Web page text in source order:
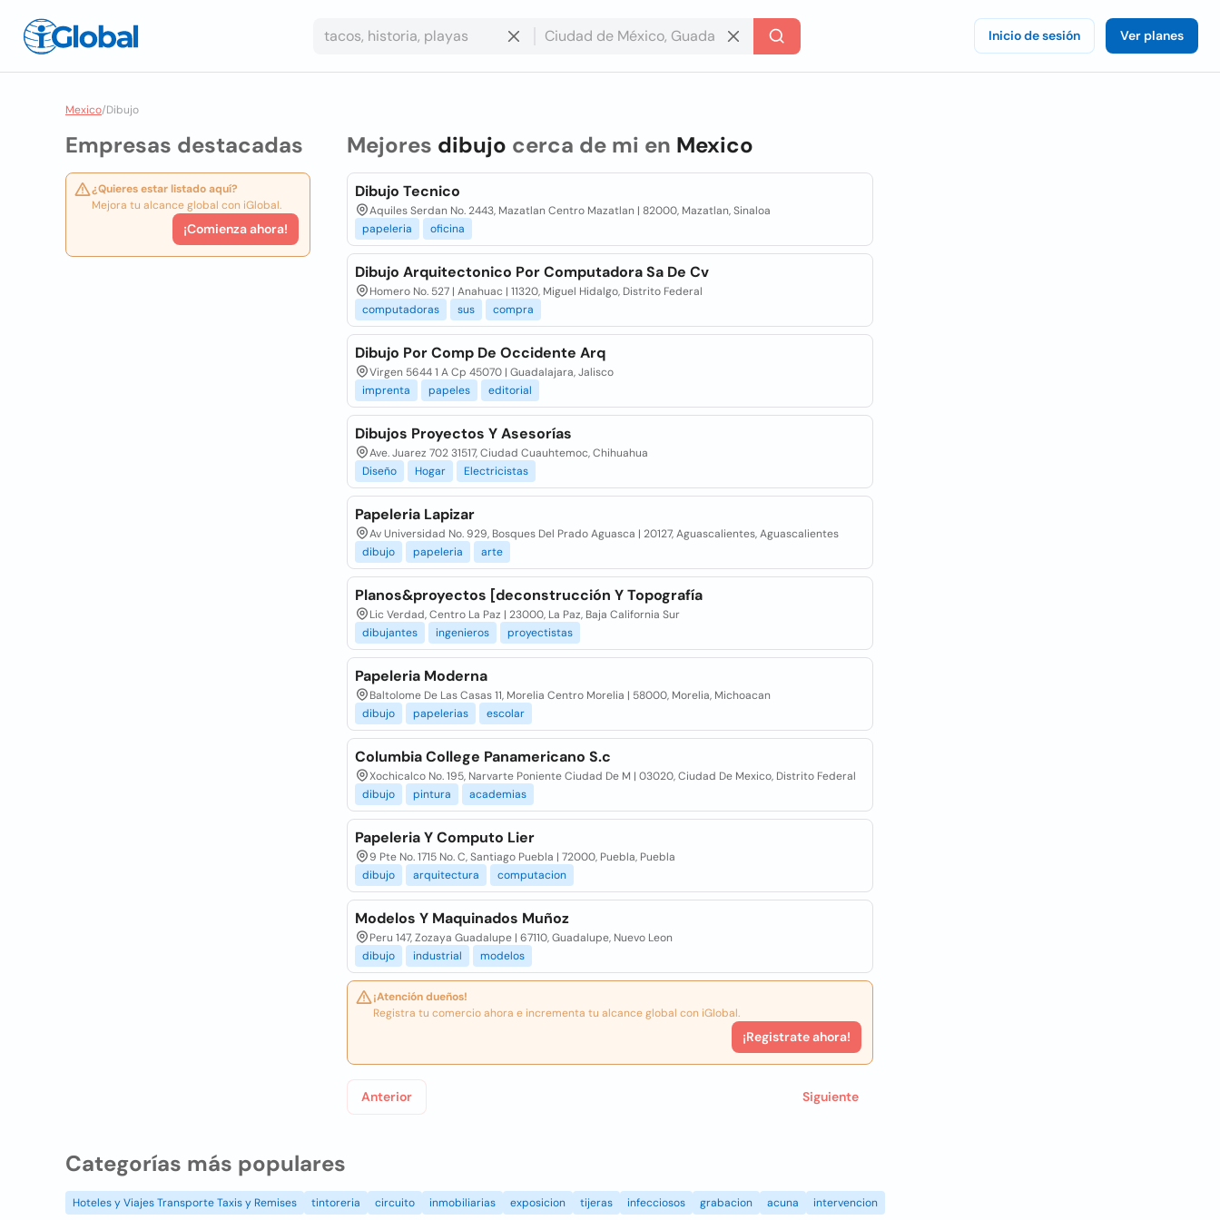
Inicio de sesión Ver planes
Mexico/Dibujo
Empresas destacadas
¿Quieres estar listado aquí?
Mejora tu alcance global con iGlobal.
¡Comienza ahora!
Mejores dibujo cerca de mi en Mexico
Dibujo Tecnico
Aquiles Serdan No. 2443, Mazatlan Centro Mazatlan | 82000, Mazatlan, Sinaloa
papeleria
oficina
Dibujo Arquitectonico Por Computadora Sa De Cv
Homero No. 527 | Anahuac | 11320, Miguel Hidalgo, Distrito Federal
computadoras
sus compra
Dibujo Por Comp De Occidente Arq
Virgen 5644 1 A Cp 45070 | Guadalajara, Jalisco
imprenta
papeles editorial
Dibujos Proyectos Y Asesorías
Ave. Juarez 702 31517, Ciudad Cuauhtemoc, Chihuahua
Diseño
Hogar Electricistas
Papeleria Lapizar
Av Universidad No. 929, Bosques Del Prado Aguasca | 20127, Aguascalientes, Aguascalientes
dibujo
papeleria arte
Planos&proyectos [deconstrucción Y Topografía
Lic Verdad, Centro La Paz | 23000, La Paz, Baja California Sur
dibujantes
ingenieros proyectistas
Papeleria Moderna
Baltolome De Las Casas 11, Morelia Centro Morelia | 58000, Morelia, Michoacan
dibujo
papelerias escolar
Columbia College Panamericano S.c
Xochicalco No. 195, Narvarte Poniente Ciudad De M | 03020, Ciudad De Mexico, Distrito Federal
dibujo
pintura academias
Papeleria Y Computo Lier
9 Pte No. 1715 No. C, Santiago Puebla | 72000, Puebla, Puebla
dibujo
arquitectura computacion
Modelos Y Maquinados Muñoz
Peru 147, Zozaya Guadalupe | 67110, Guadalupe, Nuevo Leon
dibujo
industrial modelos
¡Atención dueños!
Registra tu comercio ahora e incrementa tu alcance global con iGlobal.
¡Registrate ahora!
Anterior Siguiente
Categorías más populares
Hoteles y Viajes Transporte Taxis y Remises tintoreria circuito inmobiliarias exposicion tijeras infecciosos grabacion acuna intervencion